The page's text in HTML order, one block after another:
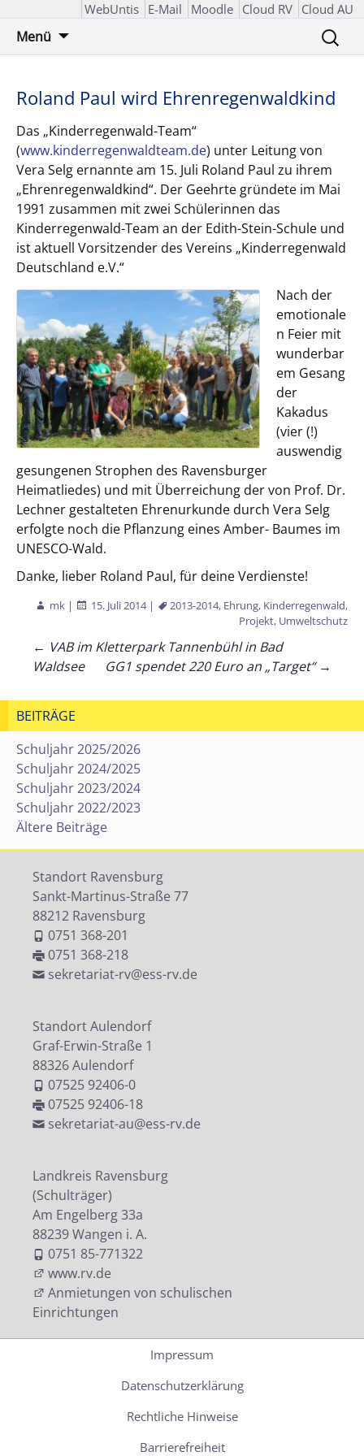
WebUntis E-Mail Moodle Cloud RV Cloud AU
Menü
Suchen
nach:
Roland Paul wird Ehrenregenwaldkind
Das „Kinderregenwald-Team“
(www.kinderregenwaldteam.de) unter Leitung von
Vera Selg ernannte am 15. Juli Roland Paul zu ihrem
„Ehrenregenwaldkind“. Der Geehrte gründete im Mai
1991 zusammen mit zwei Schülerinnen das
Kinderregenwald-Team an der Edith-Stein-Schule und
ist aktuell Vorsitzender des Vereins „Kinderregenwald
Deutschland e.V.“
Nach der
emotionale
n Feier mit
wunderbar
em Gesang
der
Kakadus
(vier (!)
auswendig
gesungenen Strophen des Ravensburger
Heimatliedes) und mit Überreichung der von Prof. Dr.
Lechner gestalteten Ehrenurkunde durch Vera Selg
erfolgte noch die Pflanzung eines Amber- Baumes im
UNESCO-Wald.
Danke, lieber Roland Paul, für deine Verdienste!
mk | 15. Juli 2014| 2013-2014, Ehrung, Kinderregenwald,
Projekt, Umweltschutz
Beitragsnavigation
← VAB im Kletterpark Tannenbühl in Bad
Waldsee
GG1 spendet 220 Euro an „Target“ →
BEITRÄGE
Schuljahr 2025/2026
Schuljahr 2024/2025
Schuljahr 2023/2024
Schuljahr 2022/2023
Ältere Beiträge
Standort Ravensburg
Sankt-Martinus-Straße 77
88212 Ravensburg
0751 368-201
0751 368-218
sekretariat-rv@ess-rv.de
Standort Aulendorf
Graf-Erwin-Straße 1
88326 Aulendorf
07525 92406-0
07525 92406-18
sekretariat-au@ess-rv.de
Landkreis Ravensburg
(Schulträger)
Am Engelberg 33a
88239 Wangen i. A.
0751 85-771322
www.rv.de
Anmietungen von schulischen
Einrichtungen
Impressum
Datenschutzerklärung
Rechtliche Hinweise
Barrierefreiheit